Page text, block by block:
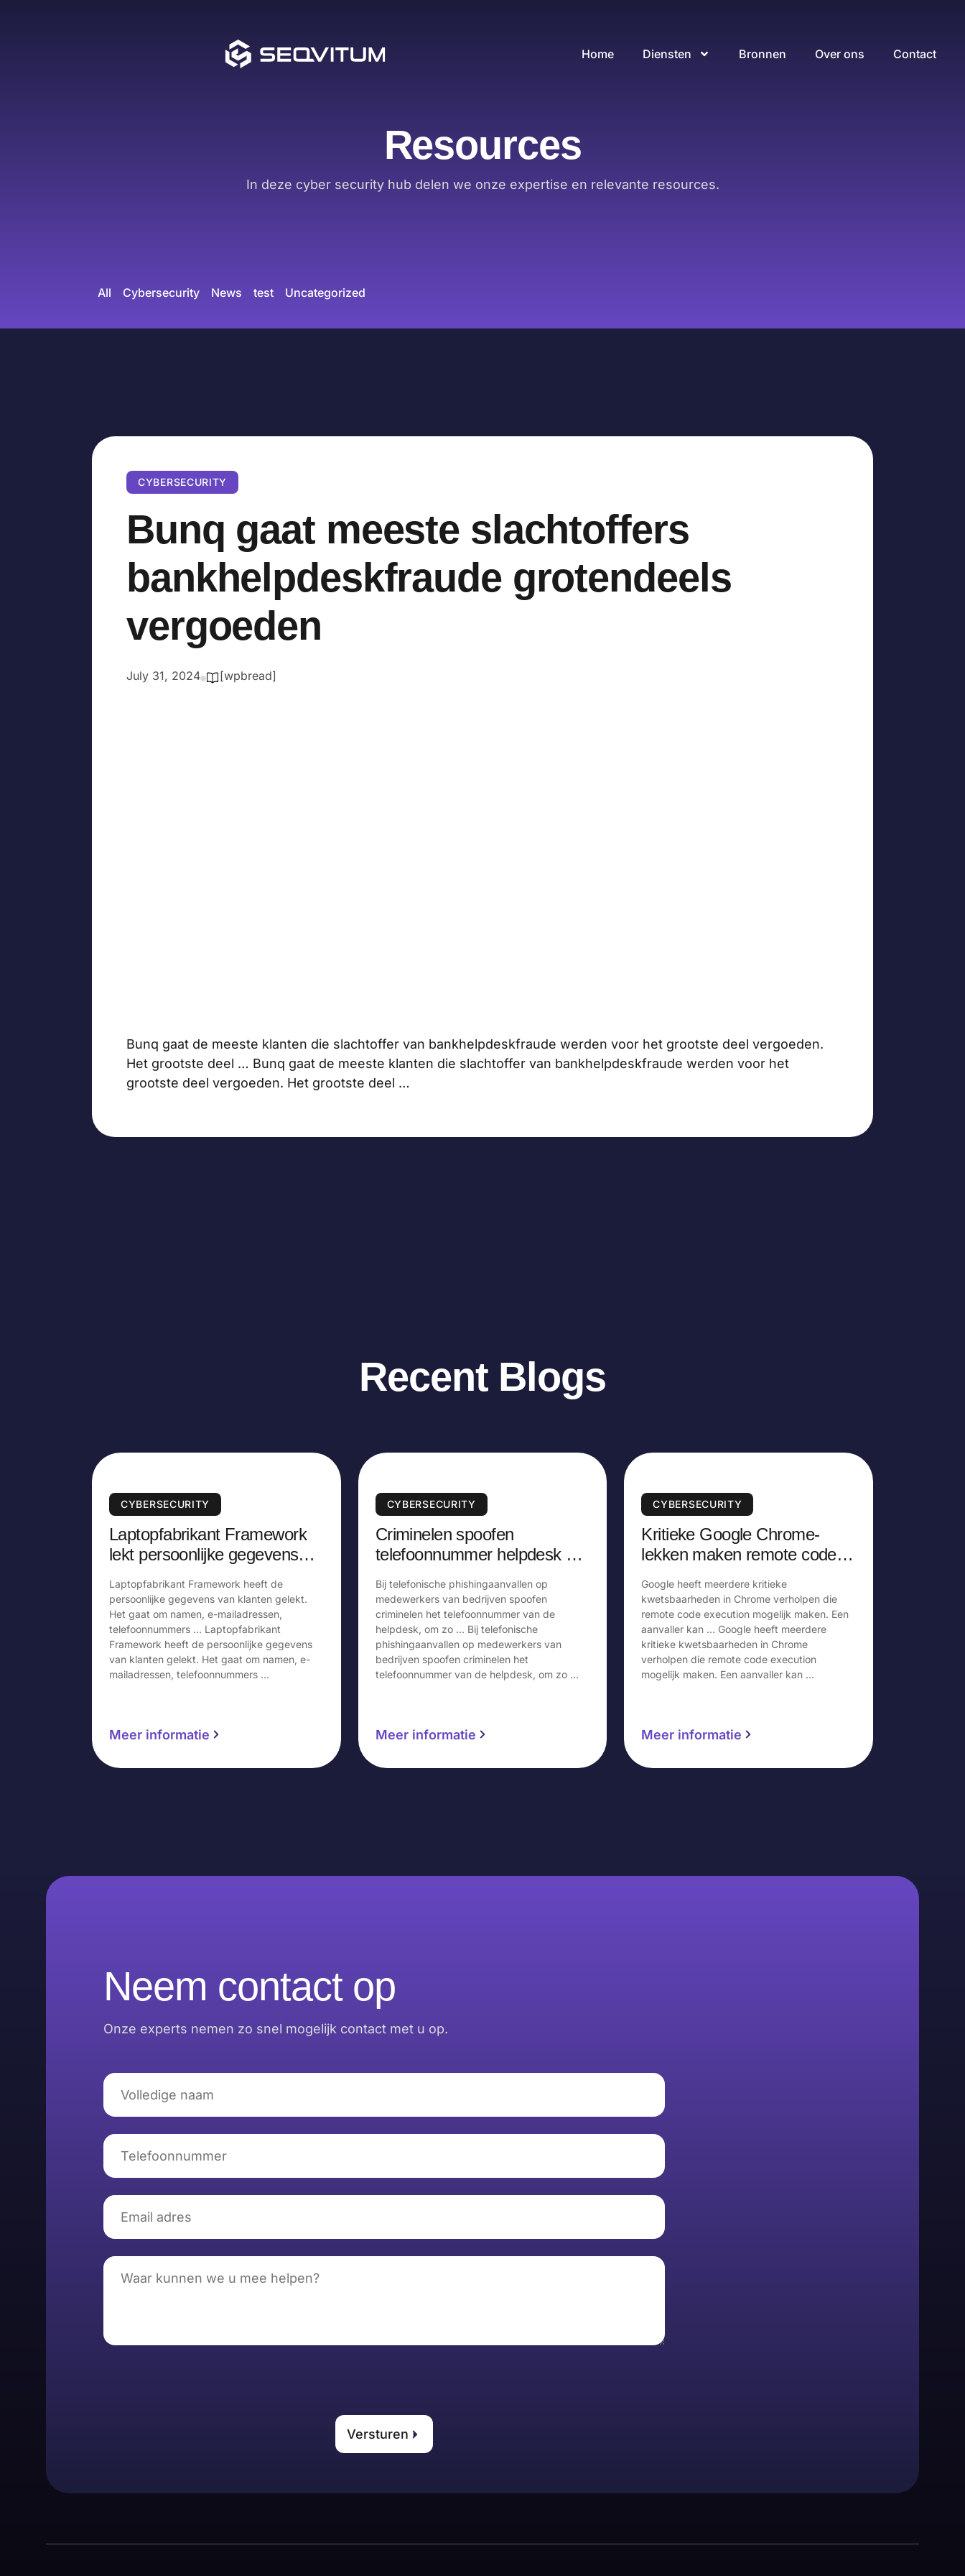
Home Diensten Bronnen Over ons Contact
Resources
In deze cyber security hub delen we onze expertise en relevante resources.
Cybersecurity News test Uncategorized
All
CYBERSECURITY
Bunq gaat meeste slachtoffers
bankhelpdeskfraude grotendeels
vergoeden
July 31, 2024 [wpbread]
Bunq gaat de meeste klanten die slachtoffer van bankhelpdeskfraude werden voor het grootste deel vergoeden.
Het grootste deel … Bunq gaat de meeste klanten die slachtoffer van bankhelpdeskfraude werden voor het
grootste deel vergoeden. Het grootste deel …
Recent Blogs
CYBERSECURITY
Laptopfabrikant Framework
lekt persoonlijke gegevens
Laptopfabrikant Framework heeft de
persoonlijke gegevens van klanten gelekt.
Het gaat om namen, e-mailadressen,
telefoonnummers … Laptopfabrikant
Framework heeft de persoonlijke gegevens
van klanten gelekt. Het gaat om namen, e-
mailadressen, telefoonnummers …
Meer informatie
CYBERSECURITY
Criminelen spoofen
telefoonnummer helpdesk bij
Bij telefonische phishingaanvallen op
medewerkers van bedrijven spoofen
criminelen het telefoonnummer van de
helpdesk, om zo … Bij telefonische
phishingaanvallen op medewerkers van
bedrijven spoofen criminelen het
telefoonnummer van de helpdesk, om zo …
Meer informatie
CYBERSECURITY
Kritieke Google Chrome-
lekken maken remote code
Google heeft meerdere kritieke
kwetsbaarheden in Chrome verholpen die
remote code execution mogelijk maken. Een
aanvaller kan … Google heeft meerdere
kritieke kwetsbaarheden in Chrome
verholpen die remote code execution
mogelijk maken. Een aanvaller kan …
Meer informatie
Neem contact op
Onze experts nemen zo snel mogelijk contact met u op.
Versturen